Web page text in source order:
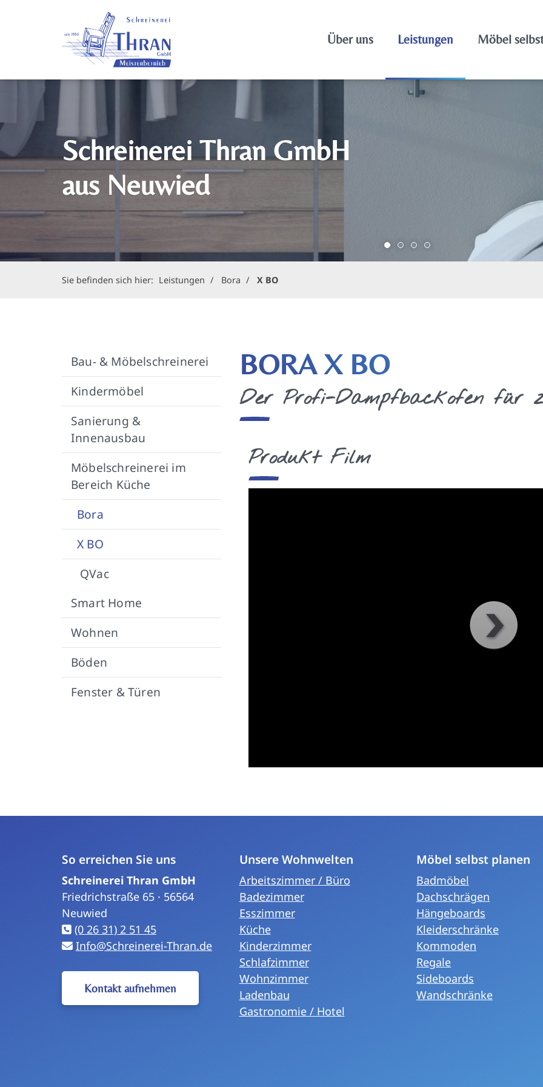
Über uns Leistungen Möbel
Schreinerei Thran GmbH
aus Neuwied
Sie befinden sich hier: Leistungen Bora X BO
BORA X BO
Der Profi-Dampfbackofen für
Produkt Film
Bau- & Möbelschreinerei
Kindermöbel
Sanierung &
Innenausbau
Möbelschreinerei im
Bereich Küche
Bora
X BO
QVac
Smart Home
Wohnen
Böden
Fenster & Türen
So erreichen Sie uns
Schreinerei Thran GmbH
Friedrichstraße 65 · 56564
Neuwied
(0 26 31) 2 51 45
Info@Schreinerei-Thran.de
Kontakt aufnehmen
Unsere Wohnwelten
Arbeitszimmer / Büro
Badezimmer
Esszimmer
Küche
Kinderzimmer
Schlafzimmer
Wohnzimmer
Ladenbau
Gastronomie / Hotel
Möbel selbst planen
Badmöbel
Dachschrägen
Hängeboards
Kleiderschränke
Kommoden
Regale
Sideboards
Wandschränke